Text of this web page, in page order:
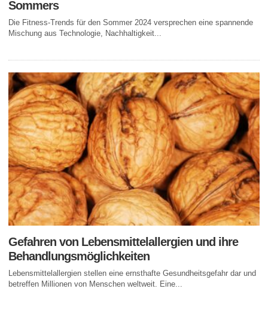
Sommers
Die Fitness-Trends für den Sommer 2024 versprechen eine spannende
Mischung aus Technologie, Nachhaltigkeit...
Gefahren von Lebensmittelallergien und ihre
Behandlungsmöglichkeiten
Lebensmittelallergien stellen eine ernsthafte Gesundheitsgefahr dar und
betreffen Millionen von Menschen weltweit. Eine...